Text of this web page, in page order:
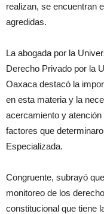
realizan, se encuentran
agredidas.
La abogada por la
Derecho Privado por la
Oaxaca destacó la
en esta materia y la
acercamiento y
factores que
Especializada.
Congruente, subrayó
monitoreo de los
constitucional que tiene